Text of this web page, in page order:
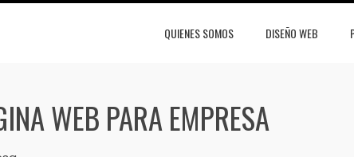
QUIENES SOMOS DISEÑO WEB
WEB PARA EMPRESA